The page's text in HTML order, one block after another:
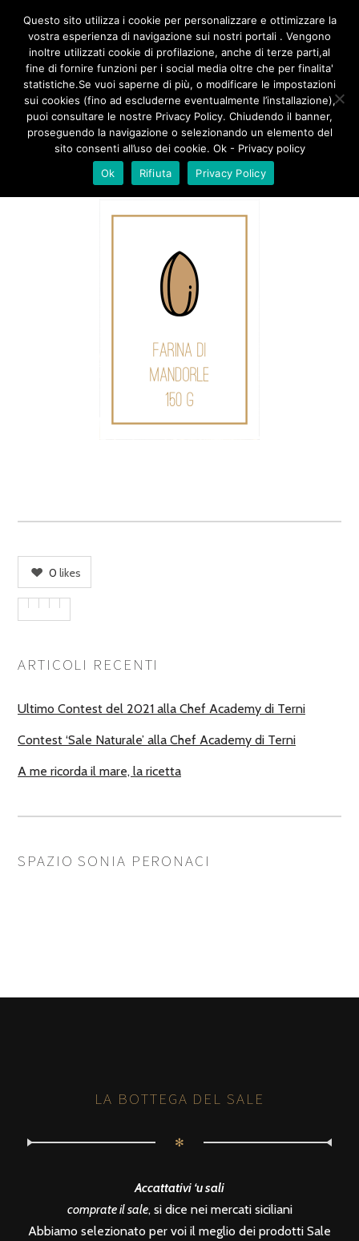
FARINA DI MANDORLE
0 likes
ARTICOLI RECENTI
Ultimo Contest del 2021 alla Chef Academy di Terni
Contest ‘Sale Naturale’ alla Chef Academy di Terni
A me ricorda il mare, la ricetta
SPAZIO SONIA PERONACI
LA BOTTEGA DEL SALE
✻
Accattativi ‘u sali
comprate il sale, si dice nei mercati siciliani
Abbiamo selezionato per voi il meglio dei prodotti Sale
Questo sito utilizza i cookie per personalizzare e ottimizzare la
vostra esperienza di navigazione sui nostri portali . Vengono
inoltre utilizzati cookie di profilazione, anche di terze parti,al
fine di fornire funzioni per i social media oltre che per finalita'
statistiche.Se vuoi saperne di più, o modificare le impostazioni
sui cookies (fino ad escluderne eventualmente l’installazione),
puoi consultare le nostre Privacy Policy. Chiudendo il banner,
proseguendo la navigazione o selezionando un elemento del
sito consenti all’uso dei cookie. Ok - Privacy policy
Ok
Rifiuta Privacy Policy